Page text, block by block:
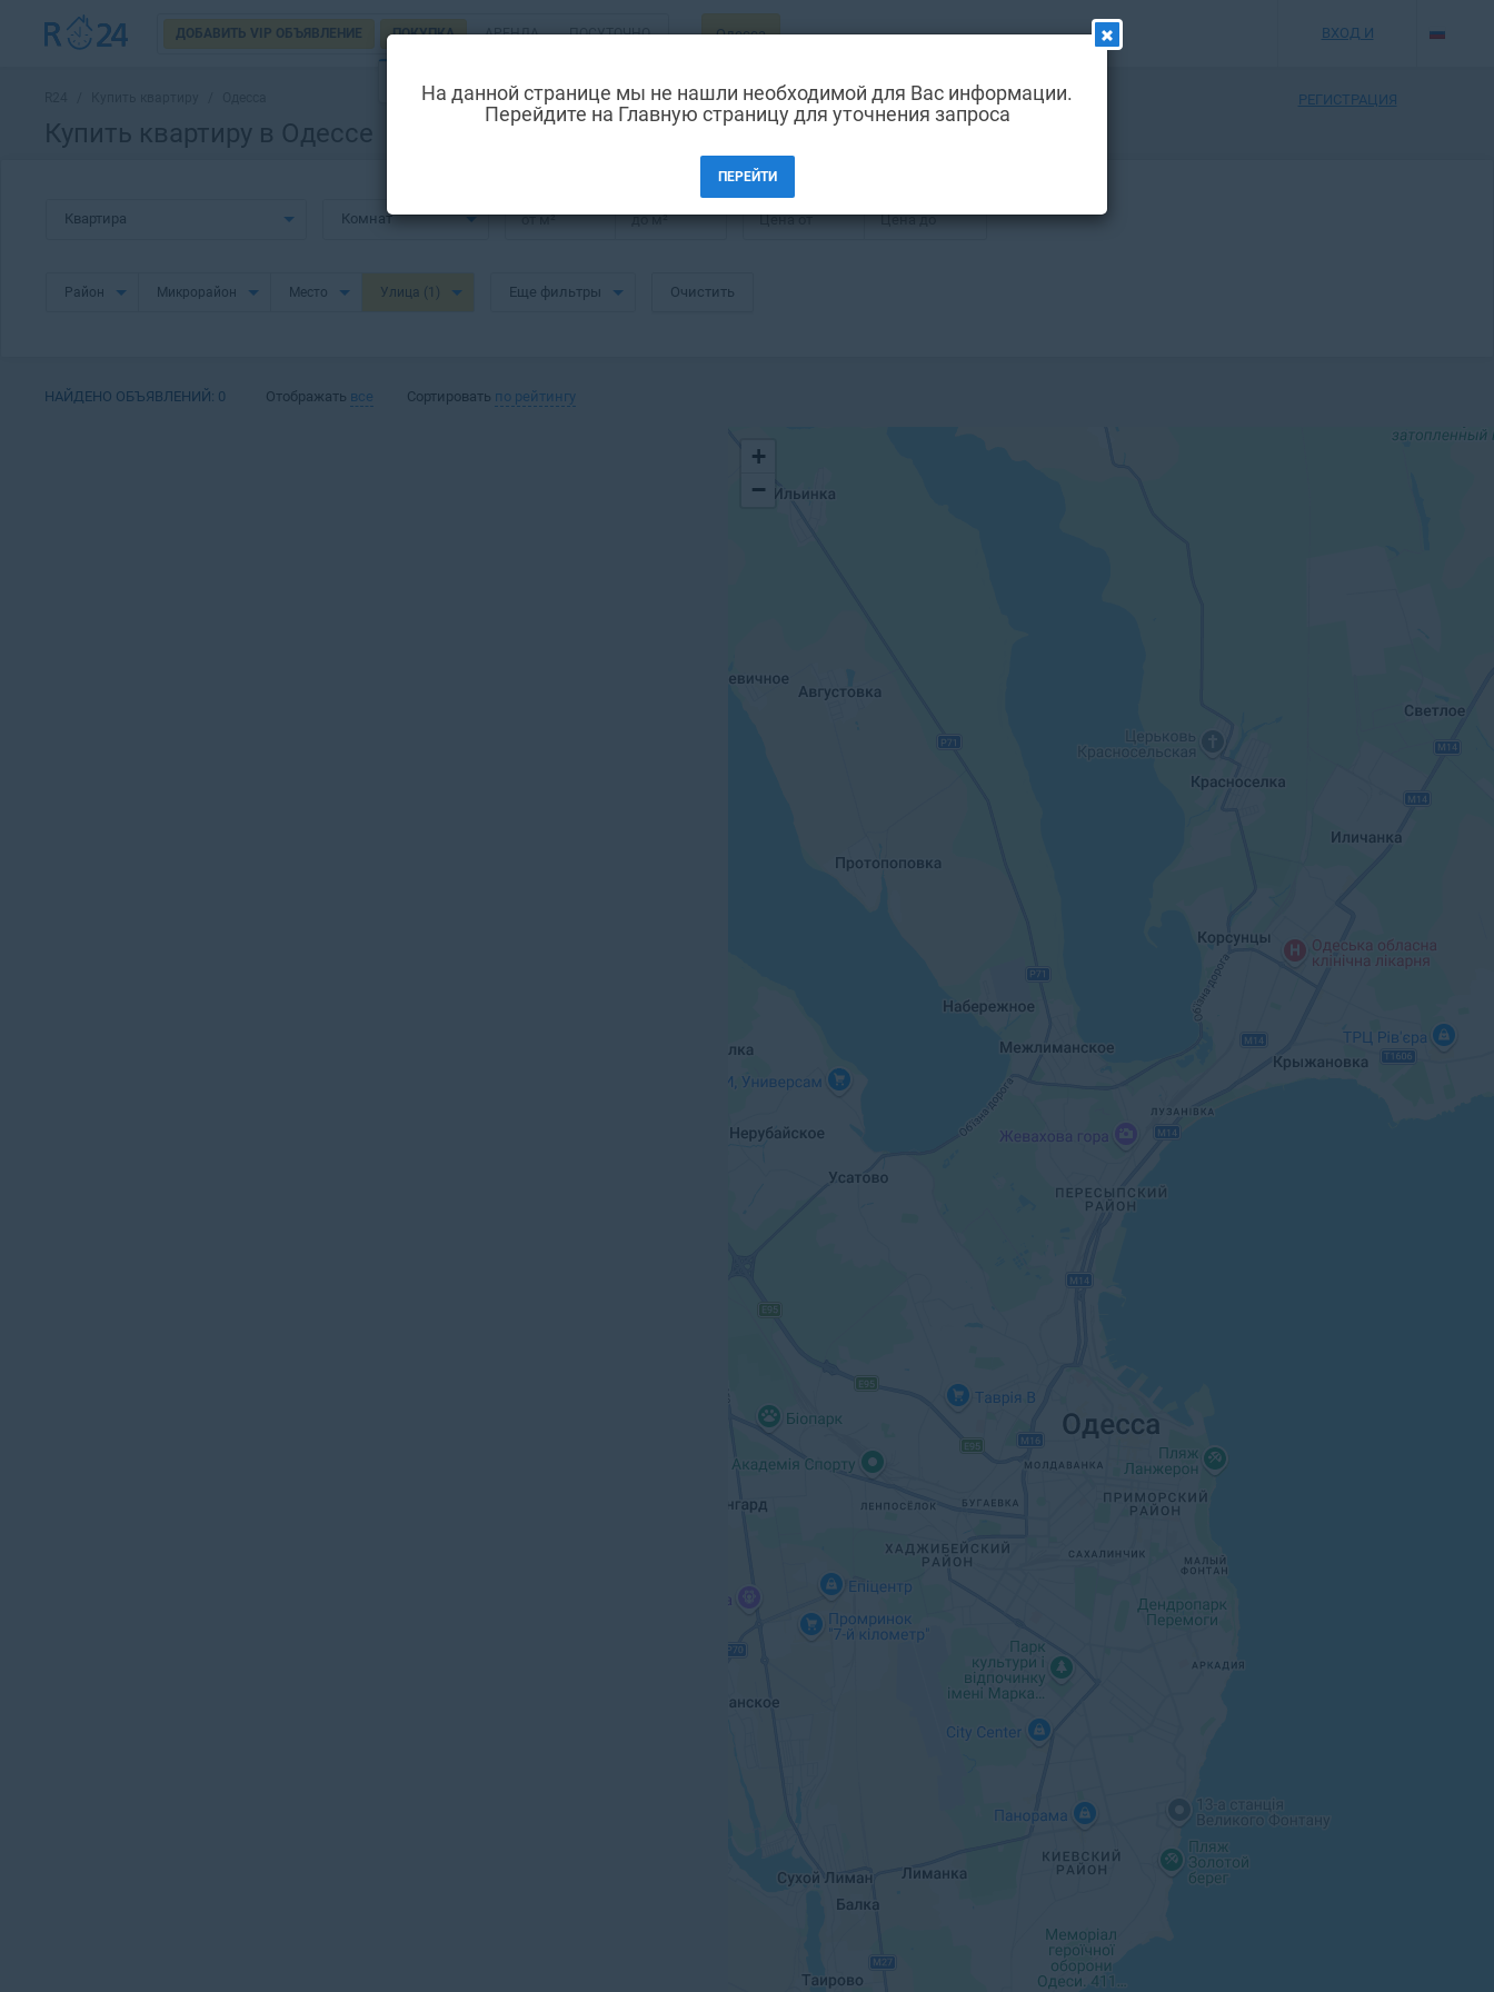
ДОБАВИТЬ VIP ОБЪЯВЛЕНИЕ ПОКУПКА АРЕНДА ПОСУТОЧНО Одесса ВХОД И
РЕГИСТРАЦИЯ
Купить квартиру в Одессе
Квартира Комнат отм² дом² Цена от Цена до
Район Микрорайон Место Улица (1) Еще фильтры Очистить
НАЙДЕНО ОБЪЯВЛЕНИЙ: 0 Отображать все Сортировать по рейтингу
+
−
На данной странице мы не нашли необходимой для Вас информации.
Перейдите на Главную страницу для уточнения запроса
ПЕРЕЙТИ